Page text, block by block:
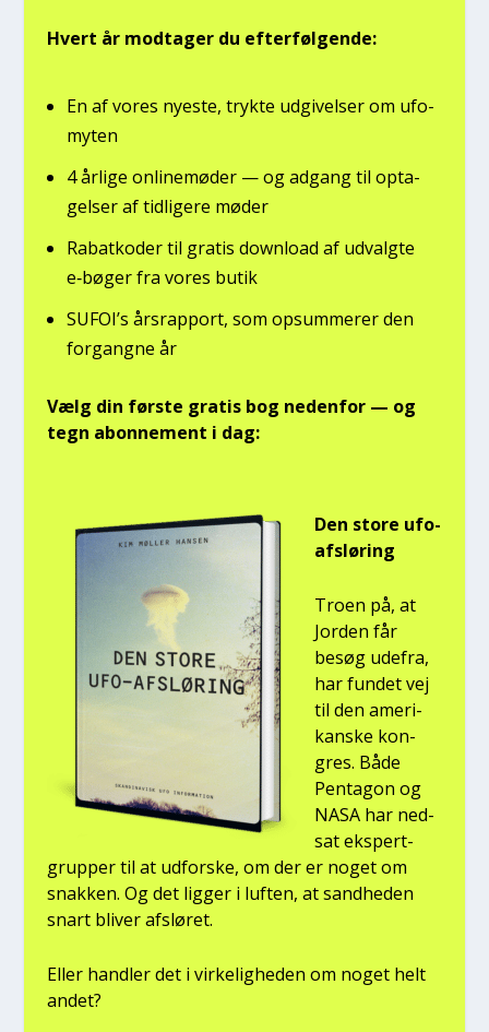
Hvert år mod­ta­ger du efter­føl­gen­de:
En af vores nye­ste, tryk­te udgi­vel­ser om ufo­
myten
4 årli­ge onli­ne­mø­der — og adgang til opta­
gel­ser af tid­li­ge­re møder
Rabat­ko­der til gra­tis down­lo­ad af udvalg­te
e‑bøger fra vores butik
SUFOI’s års­rap­port, som opsum­me­rer den
for­gang­ne år
Vælg din før­ste gra­tis bog neden­for — og
tegn abon­ne­ment i dag:
Den sto­re ufo-
afslø­ring
Tro­en på, at
Jor­den får
besøg ude­fra,
har fun­det vej
til den ame­ri­
kan­ske kon­
gres. Både
Pen­ta­gon og
NASA har ned­
sat eks­pert­
grup­per til at udfor­ske, om der er noget om
snak­ken. Og det lig­ger i luf­ten, at sand­he­den
snart bli­ver afslø­ret.
Eller hand­ler det i vir­ke­lig­he­den om noget helt
andet?